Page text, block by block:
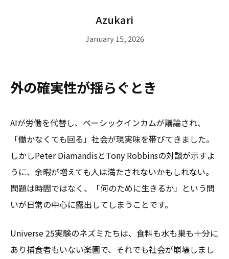
Azukari
January 15, 2026
外の確実性が揺らぐとき
AIが労働を代替し、ベーシックインカムが議論され、
「働かなくても回る」社会が現実味を帯びてきました。
しかしPeter DiamandisとTony Robbinsの対談が示すよ
うに、余暇が増えても人は満たされないかもしれない。
問題は時間ではなく、「何のために生きるか」という問
いが日常の中心に露出してしまうことです。
Universe 25実験のネズミたちは、食料も水も巣も十分に
あり捕食者もいない楽園で、それでも社会が崩壊しまし